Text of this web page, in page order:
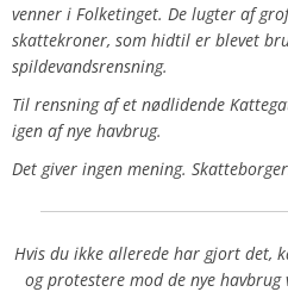
venner i Folketinget. De lugter af
skattekroner, som hidtil er blevet
spildevandsrensning.
Til rensning af et nødlidende
igen af nye havbrug.
Det giver ingen mening.
Hvis du ikke allerede har gjort det,
og protestere mod de nye